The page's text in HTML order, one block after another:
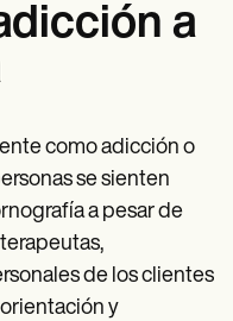
a
como adicción o
se sienten
a pesar de
de los clientes
y